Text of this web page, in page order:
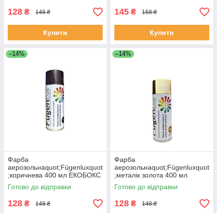
128 ₴ 148 ₴
Купити
145 ₴ 168 ₴
Купити
–14%
Фарба
аерозольнаquot;Fügenluxquot
;коричнева 400 мл ЕКОБОКС
Готово до відправки
128 ₴ 148 ₴
–14%
Фарба
аерозольнаquot;Fügenluxquot
;металік золота 400 мл
ЕКОБОКС
Готово до відправки
128 ₴ 148 ₴